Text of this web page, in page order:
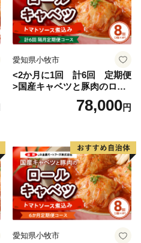
愛知県小牧市
<2か月に1回 計6回 定期便
>国産キャベツと豚肉のロー
ルキャベツ（4P入り）
78,000円
愛知県小牧市